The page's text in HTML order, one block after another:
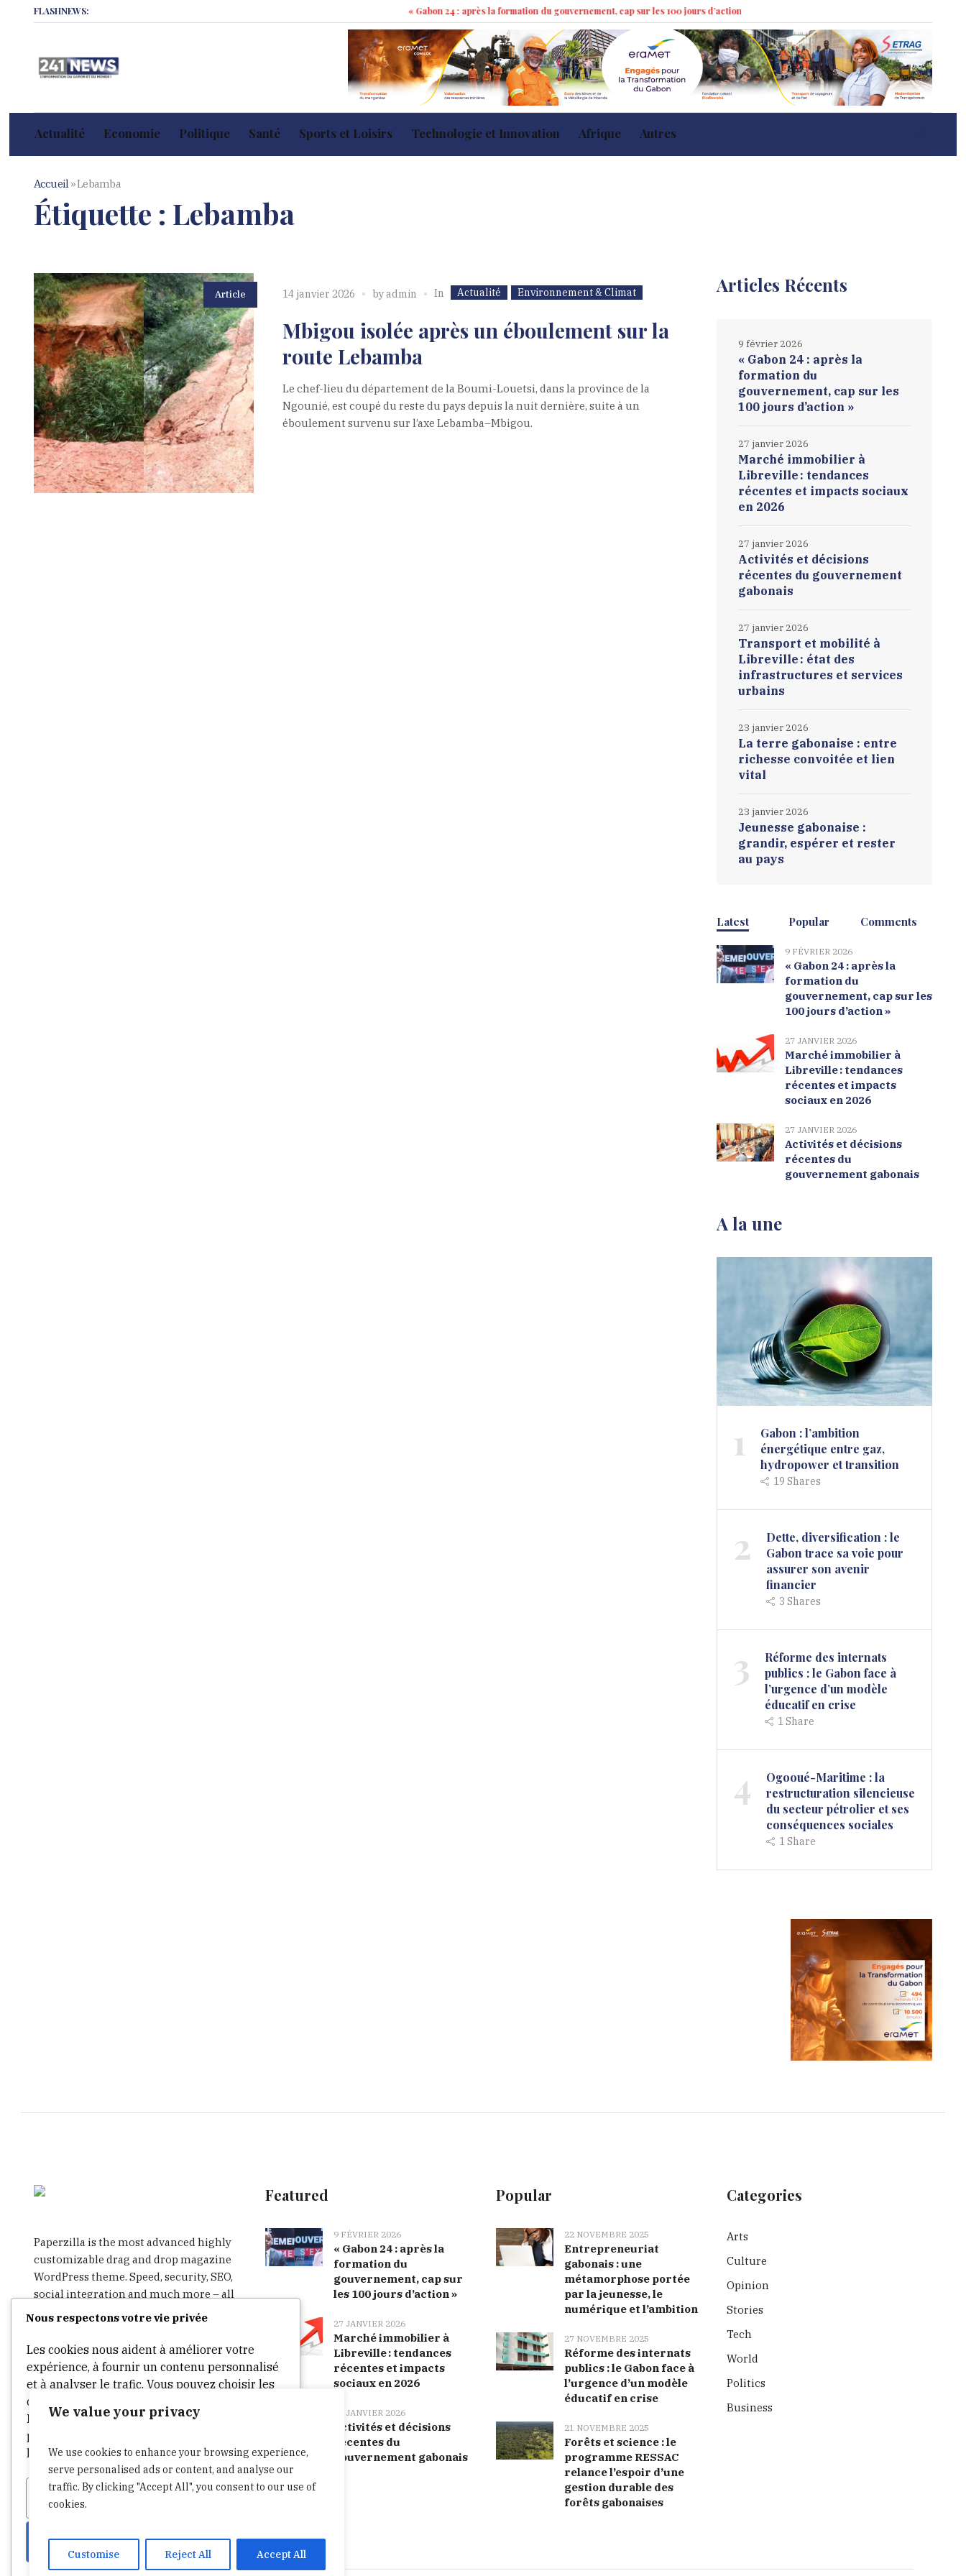
We value your privacy
We use cookies to enhance your browsing experience,
serve personalised ads or content, and analyse our
traffic. By clicking "Accept All", you consent to our use of
cookies.
Customise Reject All Accept All
Nous respectons votre vie privée
Les cookies nous aident à améliorer votre
expérience, à fournir un contenu personnalisé
et à analyser le trafic. Vous pouvez choisir les
cookies à autoriser en cliquant sur
Personnaliser . Cliquez surAccepter tout
pour consentir ou
les cookies non essentiels.
Personnaliser
Tout accepter
FLASHNEWS: « Gabon 24 : après la formation du gouvernement, cap sur les 100 jours d’action » Marché immobilier à Libreville : tendances récentes et
Actualité Economie Politique Santé Sports et Loisirs Technologie et Innovation Afrique Autres
Accueil»Lebamba
Étiquette : Lebamba
Article 14 janvier 2026 byadmin In Actualité Environnement & Climat
Mbigou isolée après un éboulement sur la
route Lebamba
Le chef-lieu du département de la Boumi-Louetsi, dans la province de la
Ngounié, est coupé du reste du pays depuis la nuit dernière, suite à un
éboulement survenu sur l’axe Lebamba–Mbigou.
Articles Récents
« Gabon 24 : après la
formation du
gouvernement, cap sur les
100 jours d’action »
9 février 2026
Marché immobilier à
Libreville : tendances
récentes et impacts sociaux
en 2026
27 janvier 2026
Activités et décisions
récentes du gouvernement
gabonais
27 janvier 2026
Transport et mobilité à
Libreville : état des
infrastructures et services
urbains
27 janvier 2026
La terre gabonaise : entre
richesse convoitée et lien
vital
23 janvier 2026
Jeunesse gabonaise :
grandir, espérer et rester
au pays
23 janvier 2026
Latest Popular Comments
9 FÉVRIER 2026
« Gabon 24 : après la
formation du
gouvernement, cap sur les
100 jours d’action »
27 JANVIER 2026
Marché immobilier à
Libreville : tendances
récentes et impacts
sociaux en 2026
27 JANVIER 2026
Activités et décisions
récentes du
gouvernement gabonais
A la une
1
Gabon : l’ambition
énergétique entre gaz,
hydropower et transition
19Shares
2
Dette, diversification : le
Gabon trace sa voie pour
assurer son avenir
financier
3Shares
3
Réforme des internats
publics : le Gabon face à
l’urgence d’un modèle
éducatif en crise
1Share
4
Ogooué-Maritime : la
restructuration silencieuse
du secteur pétrolier et ses
conséquences sociales
1Share
Paperzilla is the most advanced highly
customizable drag and drop magazine
WordPress theme. Speed, security, SEO,
social integration and much more – all
in one theme. Start writing, publishing,
Featured
9 FÉVRIER 2026
« Gabon 24 : après la
formation du
gouvernement, cap sur
les 100 jours d’action »
27 JANVIER 2026
Marché immobilier à
Libreville : tendances
récentes et impacts
sociaux en 2026
27 JANVIER 2026
Activités et décisions
récentes du
gouvernement gabonais
Popular
22 NOVEMBRE 2025
Entrepreneuriat
gabonais : une
métamorphose portée
par la jeunesse, le
numérique et l’ambition
27 NOVEMBRE 2025
Réforme des internats
publics : le Gabon face à
l’urgence d’un modèle
éducatif en crise
21 NOVEMBRE 2025
Forêts et science : le
programme RESSAC
relance l’espoir d’une
gestion durable des
forêts gabonaises
Categories
Arts
Culture
Opinion
Stories
Tech
World
Politics
Business